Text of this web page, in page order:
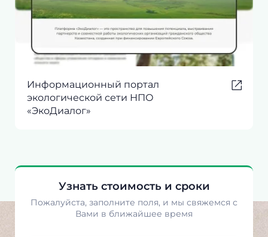
Информационный портал
экологической сети НПО
«ЭкоДиалог»
Узнать стоимость и сроки
Пожалуйста, заполните поля, и мы свяжемся с
Вами в ближайшее время